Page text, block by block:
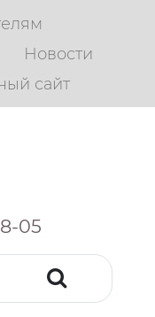
Новости
сайт
05